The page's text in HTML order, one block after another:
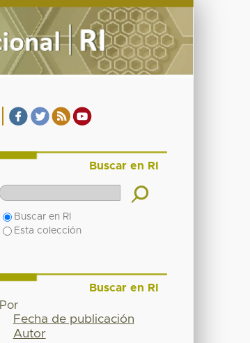
Buscar en RI
Buscar en RI
Esta colección
Buscar en RI
Por
Fecha de publicación
Autor